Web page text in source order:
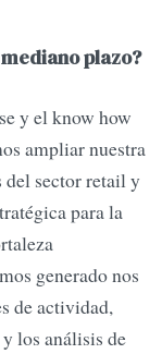
plazo?
y el know how
ampliar nuestra
del sector retail y
para la
generado nos
de actividad,
los análisis de